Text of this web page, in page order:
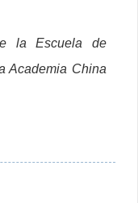
la Escuela de
Academia China